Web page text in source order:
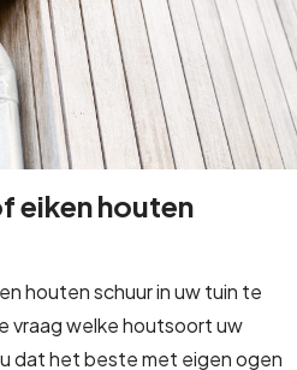
eiken houten
houten schuur in uw tuin te
vraag welke houtsoort uw
dat het beste met eigen ogen